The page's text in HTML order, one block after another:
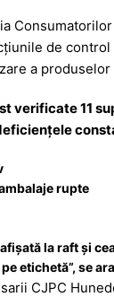
ta
je
a
z
de
a
verificate 11
rupte
la raft și
etichetă”, se
CJPC